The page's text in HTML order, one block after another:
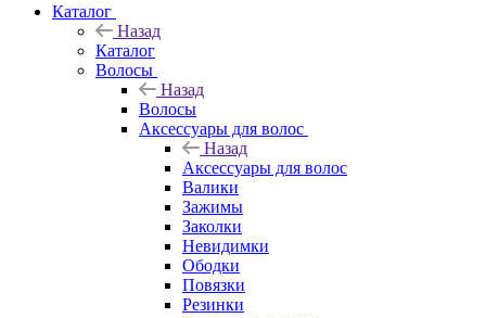
Каталог
Назад
Каталог
Волосы
Назад
Волосы
Аксессуары для волос
Назад
Аксессуары для волос
Валики
Зажимы
Заколки
Невидимки
Ободки
Повязки
Резинки